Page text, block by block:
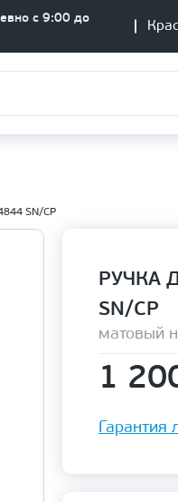
с 9:00 до
SN/CP
РУЧКА
SN/CP
матовый
1
Гарантия